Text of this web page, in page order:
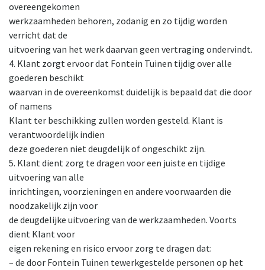
overeengekomen
werkzaamheden behoren, zodanig en zo tijdig worden
verricht dat de
uitvoering van het werk daarvan geen vertraging ondervindt.
4. Klant zorgt ervoor dat Fontein Tuinen tijdig over alle
goederen beschikt
waarvan in de overeenkomst duidelijk is bepaald dat die door
of namens
Klant ter beschikking zullen worden gesteld. Klant is
verantwoordelijk indien
deze goederen niet deugdelijk of ongeschikt zijn.
5. Klant dient zorg te dragen voor een juiste en tijdige
uitvoering van alle
inrichtingen, voorzieningen en andere voorwaarden die
noodzakelijk zijn voor
de deugdelijke uitvoering van de werkzaamheden. Voorts
dient Klant voor
eigen rekening en risico ervoor zorg te dragen dat:
– de door Fontein Tuinen tewerkgestelde personen op het